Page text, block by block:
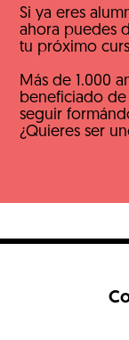
Si ya eres
ahora puedes
tu próximo
Más de 1.000
beneficiado
seguir
¿Quieres ser